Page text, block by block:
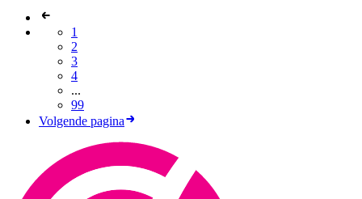
1
2
3
4
...
99
Volgende pagina